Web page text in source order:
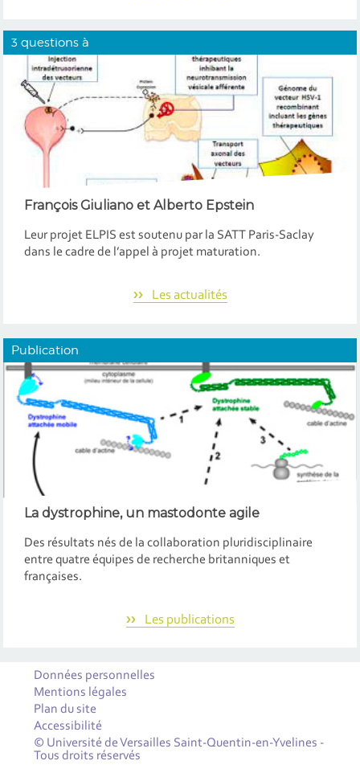
3 questions à
François Giuliano et Alberto Epstein
Leur projet ELPIS est soutenu par la SATT Paris-Saclay
dans le cadre de l’appel à projet maturation.
Les actualités
Publication
La dystrophine, un mastodonte agile
Des résultats nés de la collaboration pluridisciplinaire
entre quatre équipes de recherche britanniques et
françaises.
Les publications
Données personnelles
Mentions légales
Plan du site
Accessibilité
© Université de Versailles Saint-Quentin-en-Yvelines -
Tous droits réservés